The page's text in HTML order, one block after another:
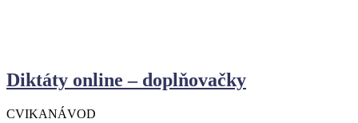
Diktáty online – doplňovačky
CVIKANÁVOD